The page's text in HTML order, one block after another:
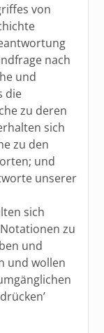
von
nach
und
die
zu deren
sich
zu den
und
unserer
sich
zu
und
und wollen